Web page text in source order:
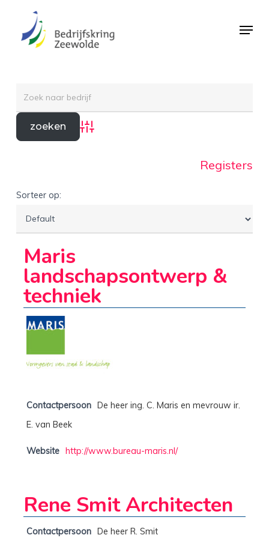
Menu
Advanced Search
Registers
Sorteer op:
Maris
landschapsontwerp &
techniek
Contactpersoon De heer ing. C. Maris en mevrouw ir.
E. van Beek
Website http://www.bureau-maris.nl/
Rene Smit Architecten
Contactpersoon De heer R. Smit